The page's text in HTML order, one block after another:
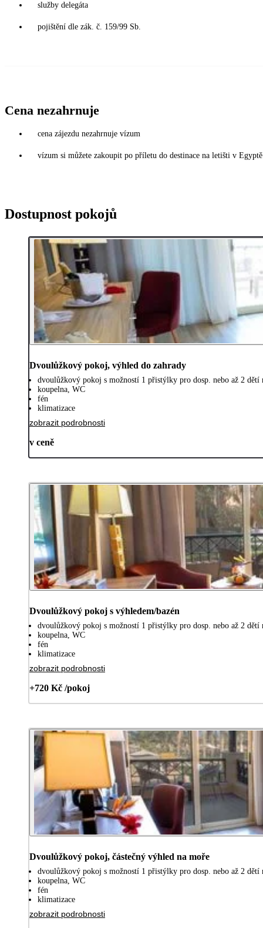
služby delegáta
pojištění dle zák. č. 159/99 Sb.
Cena nezahrnuje
cena zájezdu nezahrnuje vízum
vízum si můžete zakoupit po příletu do destinace na letišti v
Dostupnost pokojů
Dvoulůžkový pokoj, výhled do zahrady
dvoulůžkový pokoj s možností 1 přistýlky pro dosp. nebo až 2 dětí
koupelna, WC
fén
klimatizace
zobrazit podrobnosti
v ceně
Dvoulůžkový pokoj s výhledem/bazén
dvoulůžkový pokoj s možností 1 přistýlky pro dosp. nebo až 2 dětí
koupelna, WC
fén
klimatizace
zobrazit podrobnosti
+720 Kč /pokoj
Dvoulůžkový pokoj, částečný výhled na moře
dvoulůžkový pokoj s možností 1 přistýlky pro dosp. nebo až 2 dětí
koupelna, WC
fén
klimatizace
zobrazit podrobnosti